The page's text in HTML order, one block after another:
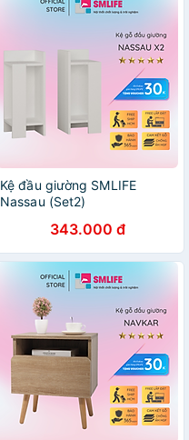
Kệ đầu giường SMLIFE
Nassau (Set2)
343.000 đ